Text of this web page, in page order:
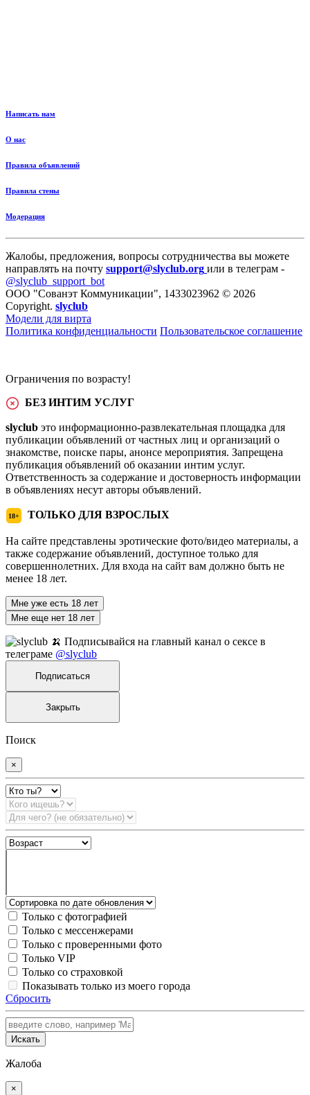
Написать нам
О нас
Правила объявлений
Правила стены
Модерация
Жалобы, предложения, вопросы сотрудничества вы можете
направлять на почту support@slyclub.org или в телеграм -
@slyclub_support_bot
ООО "Сованэт Коммуникации", 1433023962 © 2026
Copyright. slyclub
Модели для вирта
Политика конфиденциальности Пользовательское соглашение
Ограничения по возрасту!
БЕЗ ИНТИМ УСЛУГ
slyclub это информационно-развлекательная площадка для
публикации объявлений от частных лиц и организаций о
знакомстве, поиске пары, анонсе мероприятия. Запрещена
публикация объявлений об оказании интим услуг.
Ответственность за содержание и достоверность информации
в объявлениях несут авторы объявлений.
18+ ТОЛЬКО ДЛЯ ВЗРОСЛЫХ
На сайте представлены эротические фото/видео материалы, а
также содержание объявлений, доступное только для
совершеннолетних. Для входа на сайт вам должно быть не
менее 18 лет.
Мне уже есть 18 лет
Мне еще нет 18 лет
🍌 Подписывайся на главный канал о сексе в
телеграме @slyclub
Подписаться
Закрыть
Поиск
×
Только с фотографией
Только с мессенжерами
Только с проверенными фото
Только VIP
Только со страховкой
Показывать только из моего города
Сбросить
Искать
Жалоба
×